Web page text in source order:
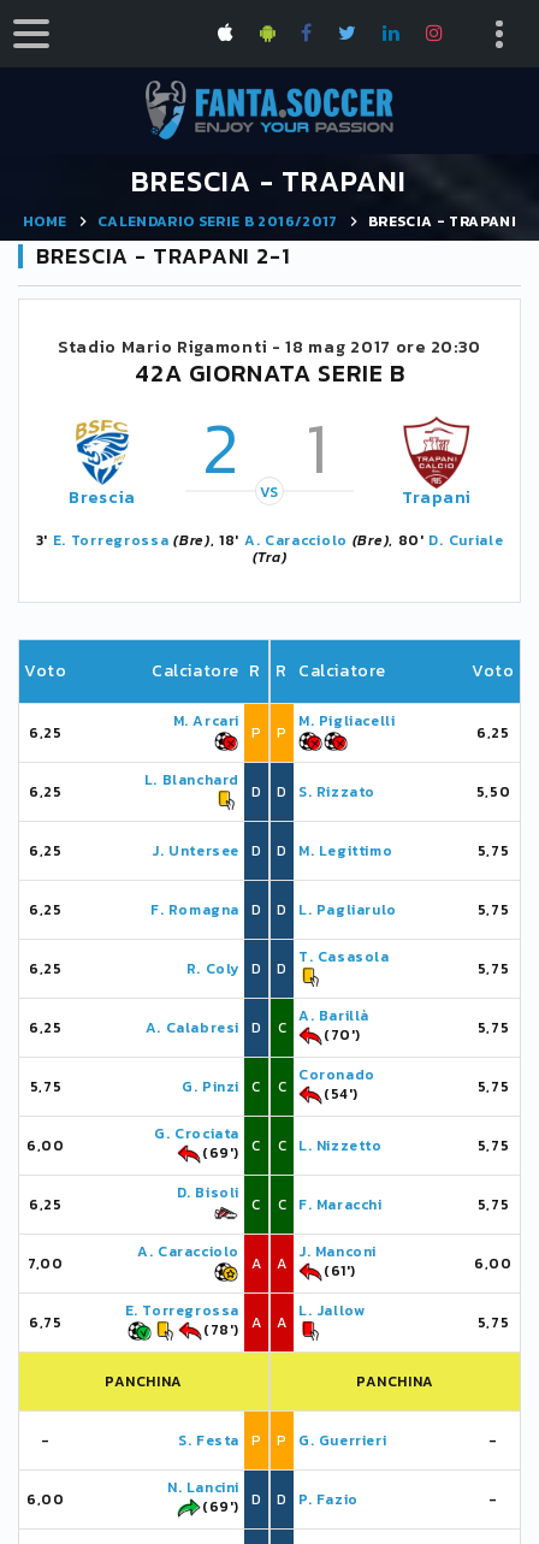
BRESCIA - TRAPANI
HOME CALENDARIO SERIE B 2016/2017 BRESCIA - TRAPANI
BRESCIA - TRAPANI 2-1
Stadio Mario Rigamonti -18 mag 2017 ore 20:30
42A GIORNATA SERIE B
Brescia 2 1
VS Trapani
3' E. Torregrossa (Bre), 18' A. Caracciolo (Bre), 80' D. Curiale
(Tra)
Voto Calciatore R
6,25
M. Arcari
P
6,25
L. Blanchard
D
6,25 J. Untersee D
6,25 F. Romagna D
6,25 R. Coly D
6,25 A. Calabresi D
5,75 G. Pinzi C
6,00
G. Crociata
(69')
C
6,25
D. Bisoli
C
7,00
A. Caracciolo
A
6,75
E. Torregrossa
(78')
A
PANCHINA
- S. Festa P
6,00
N. Lancini
(69')
D
R Calciatore Voto
P
M. Pigliacelli
6,25
D S. Rizzato 5,50
D M. Legittimo 5,75
D L. Pagliarulo 5,75
D
T. Casasola
5,75
C
A. Barillà
(70')
5,75
C
Coronado
(54')
5,75
C L. Nizzetto 5,75
C F. Maracchi 5,75
A
J. Manconi
(61')
6,00
A
L. Jallow
5,75
PANCHINA
P G. Guerrieri -
D P. Fazio -